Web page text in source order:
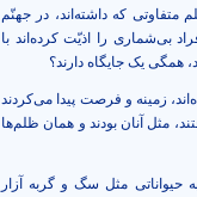
که داشته‌اند، در جهنّم
بی‌شماری را اذیّت کرده‌اند با
همگی یک جایگاه دارند؟
زمینه و فرصت پیدا می‌کردند
مثل آنان بودند و همان ظلم‌ها
حیواناتی مثل سگ و گربه آزار